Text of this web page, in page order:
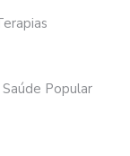
Popular